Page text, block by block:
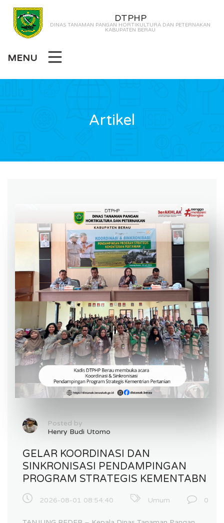
DTPHP
DINAS TANAMAN PANGAN HORTIKULTURA DAN PETERNAKAN
KABUPATEN BERAU
MENU
Artikel
Posted by
Henry Budi Utomo
GELAR KOORDINASI DAN
SINKRONISASI PENDAMPINGAN
PROGRAM STRATEGIS KEMENTABN
2026-08-01 08:54:40 Umum 0